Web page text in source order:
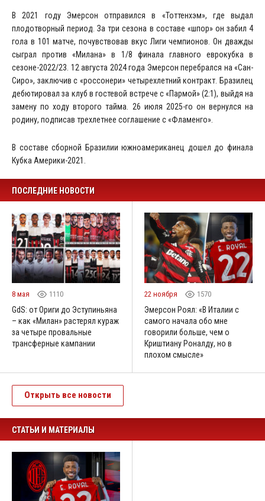
В 2021 году Эмерсон отправился в «Тоттенхэм», где выдал
плодотворный период. За три сезона в составе «шпор» он забил 4
гола в 101 матче, почувствовав вкус Лиги чемпионов. Он дважды
сыграл против «Милана» в 1/8 финала главного еврокубка в
сезоне-2022/23. 12 августа 2024 года Эмерсон перебрался на «Сан-
Сиро», заключив с «россонери» четырехлетний контракт. Бразилец
дебютировал за клуб в гостевой встрече с «Пармой» (2:1), выйдя на
замену по ходу второго тайма. 26 июля 2025-го он вернулся на
родину, подписав трехлетнее соглашение с «Фламенго».
В составе сборной Бразилии южноамериканец дошел до финала
Кубка Америки-2021.
ПОСЛЕДНИЕ НОВОСТИ
8 мая 1110
GdS: от Ориги до Эступиньяна
– как «Милан» растерял кураж
за четыре провальные
трансферные кампании
22 ноября 1570
Эмерсон Роял: «В Италии с
самого начала обо мне
говорили больше, чем о
Криштиану Роналду, но в
плохом смысле»
Открыть все новости
СТАТЬИ И МАТЕРИАЛЫ